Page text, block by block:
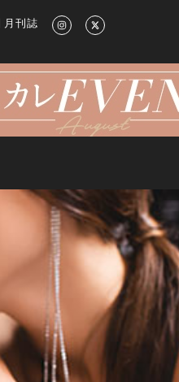
たライフスタイル情報
月刊誌